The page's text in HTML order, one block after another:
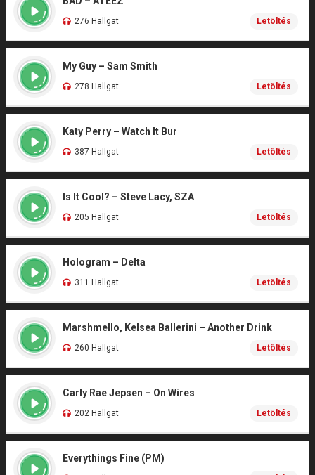
276 Hallgat Letöltés
My Guy – Sam Smith
278 Hallgat Letöltés
Katy Perry – Watch It Bur
387 Hallgat Letöltés
Is It Cool? – Steve Lacy, SZA
205 Hallgat Letöltés
Hologram – Delta
311 Hallgat Letöltés
Marshmello, Kelsea Ballerini – Another Drink
260 Hallgat Letöltés
Carly Rae Jepsen – On Wires
202 Hallgat Letöltés
Everythings Fine (PM)